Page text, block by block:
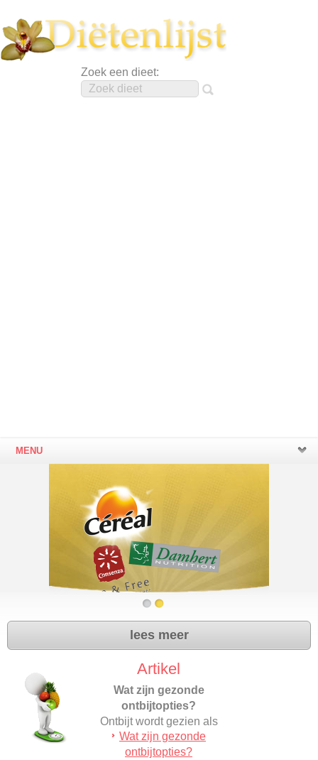
Zoek een dieet:
MENU
lees meer
Artikel
Wat zijn gezonde
ontbijtopties?
Ontbijt wordt gezien als
de belangrijkste maaltijd
van de dag.…
Wat zijn gezonde
ontbijtopties?